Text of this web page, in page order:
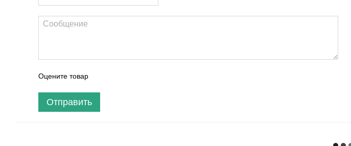
Оцените товар
Отправить